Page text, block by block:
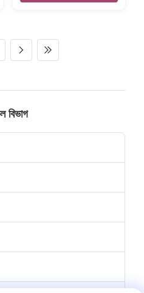
master carton. or,egg crate
requested. Our Services we
produced and exported
glassware to US and Eur
বিভাগ